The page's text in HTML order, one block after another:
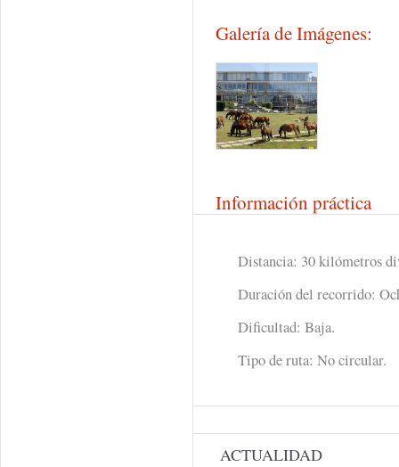
Galería de Imágenes:
Información práctica
Distancia: 30 kilómetros
Duración del recorrido:
Dificultad: Baja.
Tipo de ruta: No circular.
ACTUALIDAD